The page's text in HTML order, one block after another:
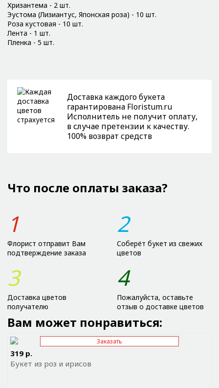
Хризантема - 2 шт.
Эустома (Лизиантус, Японская роза) - 10 шт.
Роза кустовая - 10 шт.
Лента - 1 шт.
Пленка - 5 шт.
Доставка каждого букета
гарантирована Floristum.ru
Исполнитель не получит оплату,
в случае претензии к качеству.
100% возврат средств
Что после оплаты заказа?
1
Флорист отправит Вам
подтверждение заказа
2
Соберёт букет из свежих
цветов
3
Доставка цветов
получателю
4
Пожалуйста, оставьте
отзыв о доставке цветов
Вам может понравиться:
Заказать
319 р.
Букет из роз и ирисов
Отправить ссылку на приложение